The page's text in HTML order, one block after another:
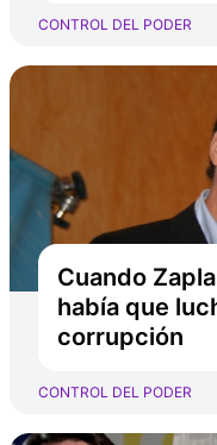
CONTROL DEL PODER
Cuando
había que
corrupción
CONTROL DEL PODER